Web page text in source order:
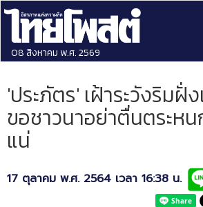
08 สิงหาคม พ.ศ. 2569
'ประภัตร' เฝ้าระวังริมฝั่
ขอชาวนาอย่าตื่นตระหน
แน่
17 ตุลาคม พ.ศ. 2564 เวลา 16:38 น.